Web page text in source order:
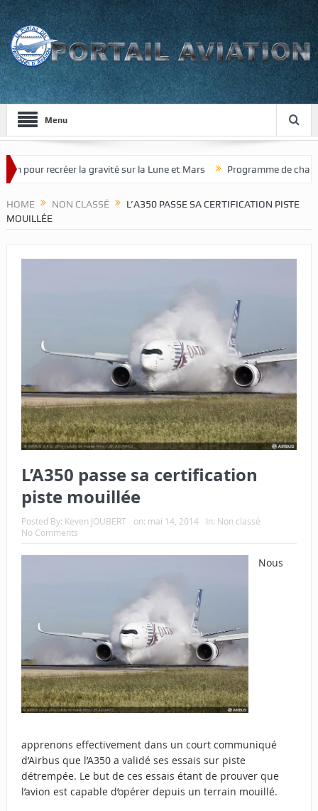
Menu
recréer la gravité sur la Lune et Mars Programme de
HOME NON CLASSÉ
L’A350 PASSE SA CERTIFICATION PISTE
MOUILLÉE
L’A350 passe sa certification
piste mouillée
Posted By: Keven JOUBERT on: mai 14, 2014 In: Non classé
No Comments
Nous
apprenons effectivement dans un court communiqué
d’Airbus que l’A350 a validé ses essais sur piste
détrempée. Le but de ces essais étant de prouver que
l’avion est capable d’opérer depuis un terrain mouillé.